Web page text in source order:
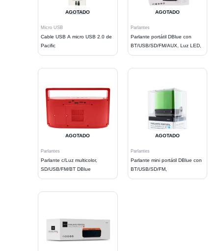
AGOTADO
Micro USB
Cable USB A micro USB 2.0 de
Pacific
AGOTADO
Parlantes
Parlante portátil DBlue con
BT/USB/SD/FM/AUX, Luz LED,
AGOTADO
Parlantes
Parlante c/Luz multicolor,
SD/USB/FM/BT DBlue
AGOTADO
Parlantes
Parlante mini portátil DBlue con
BT/USB/SD/FM,